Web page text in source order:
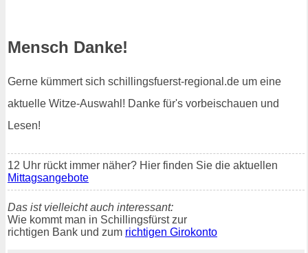
Mensch Danke!
Gerne kümmert sich schillingsfuerst-regional.de um eine
aktuelle Witze-Auswahl! Danke für's vorbeischauen und
Lesen!
12 Uhr rückt immer näher? Hier finden Sie die aktuellen
Mittagsangebote
Das ist vielleicht auch interessant:
Wie kommt man in Schillingsfürst zur
richtigen Bank und zum richtigen Girokonto